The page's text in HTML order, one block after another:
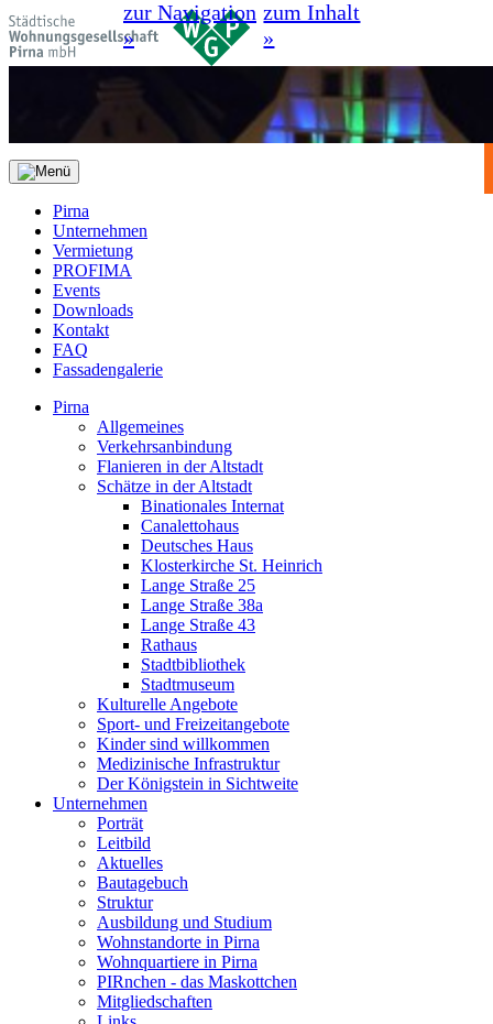
zur Navigation
»
zum Inhalt
»
Pirna
Unternehmen
Vermietung
PROFIMA
Events
Downloads
Kontakt
FAQ
Fassadengalerie
Pirna
Allgemeines
Verkehrsanbindung
Flanieren in der Altstadt
Schätze in der Altstadt
Binationales Internat
Canalettohaus
Deutsches Haus
Klosterkirche St. Heinrich
Lange Straße 25
Lange Straße 38a
Lange Straße 43
Rathaus
Stadtbibliothek
Stadtmuseum
Kulturelle Angebote
Sport- und Freizeitangebote
Kinder sind willkommen
Medizinische Infrastruktur
Der Königstein in Sichtweite
Unternehmen
Porträt
Leitbild
Aktuelles
Bautagebuch
Struktur
Ausbildung und Studium
Wohnstandorte in Pirna
Wohnquartiere in Pirna
PIRnchen - das Maskottchen
Mitgliedschaften